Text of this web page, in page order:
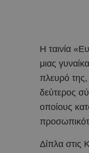
H ταινία
μιας
πλευρό της,
δεύτερος
οποίους
Δίπλα στις